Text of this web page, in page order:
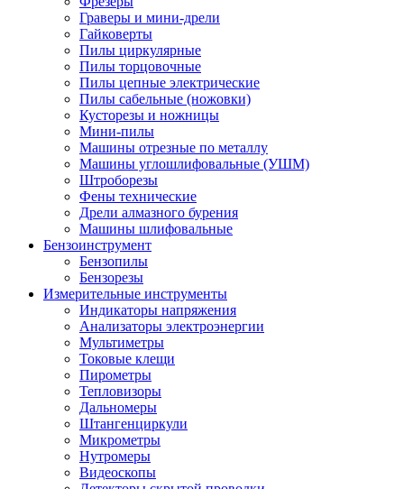
Граверы и мини-дрели
Гайковерты
Пилы циркулярные
Пилы торцовочные
Пилы цепные электрические
Пилы сабельные (ножовки)
Кусторезы и ножницы
Мини-пилы
Машины отрезные по металлу
Машины углошлифовальные (УШМ)
Штроборезы
Фены технические
Дрели алмазного бурения
Машины шлифовальные
Бензоинструмент
Бензопилы
Бензорезы
Измерительные инструменты
Индикаторы напряжения
Анализаторы электроэнергии
Мультиметры
Токовые клещи
Пирометры
Тепловизоры
Дальномеры
Штангенциркули
Микрометры
Нутромеры
Видеоскопы